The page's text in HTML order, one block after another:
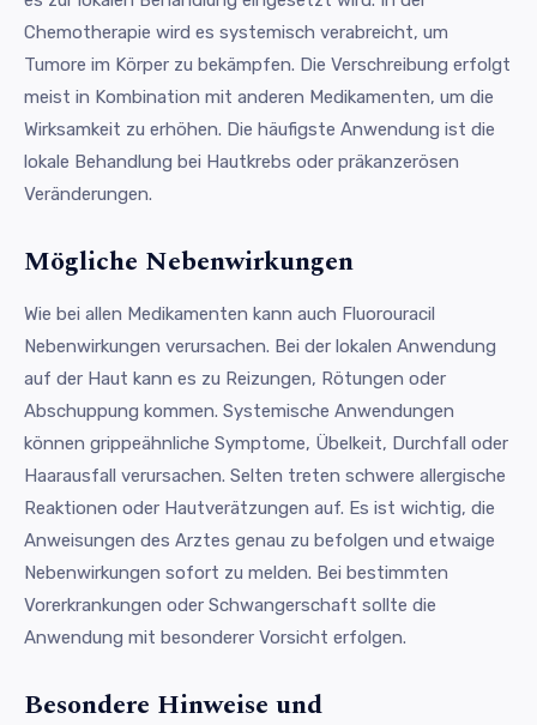
Chemotherapie wird es systemisch verabreicht, um
Tumore im Körper zu bekämpfen. Die Verschreibung erfolgt
meist in Kombination mit anderen Medikamenten, um die
Wirksamkeit zu erhöhen. Die häufigste Anwendung ist die
lokale Behandlung bei Hautkrebs oder präkanzerösen
Veränderungen.
Mögliche Nebenwirkungen
Wie bei allen Medikamenten kann auch Fluorouracil
Nebenwirkungen verursachen. Bei der lokalen Anwendung
auf der Haut kann es zu Reizungen, Rötungen oder
Abschuppung kommen. Systemische Anwendungen
können grippeähnliche Symptome, Übelkeit, Durchfall oder
Haarausfall verursachen. Selten treten schwere allergische
Reaktionen oder Hautverätzungen auf. Es ist wichtig, die
Anweisungen des Arztes genau zu befolgen und etwaige
Nebenwirkungen sofort zu melden. Bei bestimmten
Vorerkrankungen oder Schwangerschaft sollte die
Anwendung mit besonderer Vorsicht erfolgen.
Besondere Hinweise und